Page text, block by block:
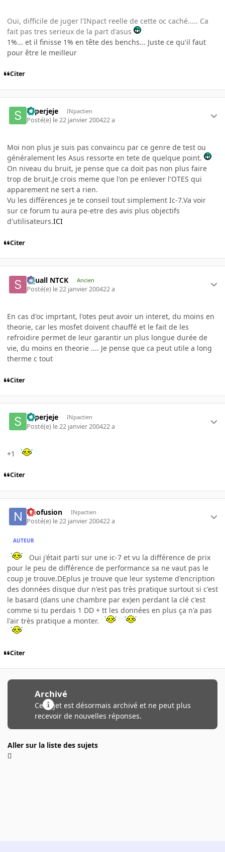
Oui, difficile de juger l'INpact reelle de cette oc caché..... Ca
fait pas tres serieux de la part d'asus
1%... et il finisse 1% en tête des benchs... Juste ce qu'il faut
pour être le meilleur
Citer
superjeje INpactien
Posté(e) le 22 janvier 200422 a
Moi non plus je suis pas convaincu par ce genre de test ou
généralement les Asus ressorte en tete de quelque point.
On niveau du bruit, je pense que ca doit pas non plus faire
trop de bruit.Je crois meme que l'on pe enlever l'OTES qui
apparement ne sert a rien.
Vu les différences je te conseil tout simplement Ic-7.Va voir
sur ce forum tu aura pe-etre des avis plus objectifs
d'utilisateurs.ICI
Citer
Squall NTCK Ancien
Posté(e) le 22 janvier 200422 a
En cas d'oc imprtant, l'otes peut avoir un interet, du moins en
theorie, car les mosfet doivent chauffé et le fait de les
refroidire permet de leur garantir un plus longue durée de
vie, du moins en theorie .... Je pense que ca peut utile a long
therme c tout
Citer
superjeje INpactien
Posté(e) le 22 janvier 200422 a
+1
Citer
Neofusion INpactien
Posté(e) le 22 janvier 200422 a
AUTEUR
Oui j'était parti sur une ic-7 et vu la différence de prix
pour le peu de différence de performance sa ne vaut pas le
coup je trouve.DEplus je trouve que leur systeme d'encription
des données disque dur n'est pas très pratique surtout si c'est
le basard (dans une chambre par ex)en perdant la clé c'est
comme si tu perdais 1 DD + tt les données en plus ça n'a pas
l'air très pratique a monter.
Citer
Archivé
Ce sujet est désormais archivé et ne peut plus
recevoir de nouvelles réponses.
Aller sur la liste des sujets